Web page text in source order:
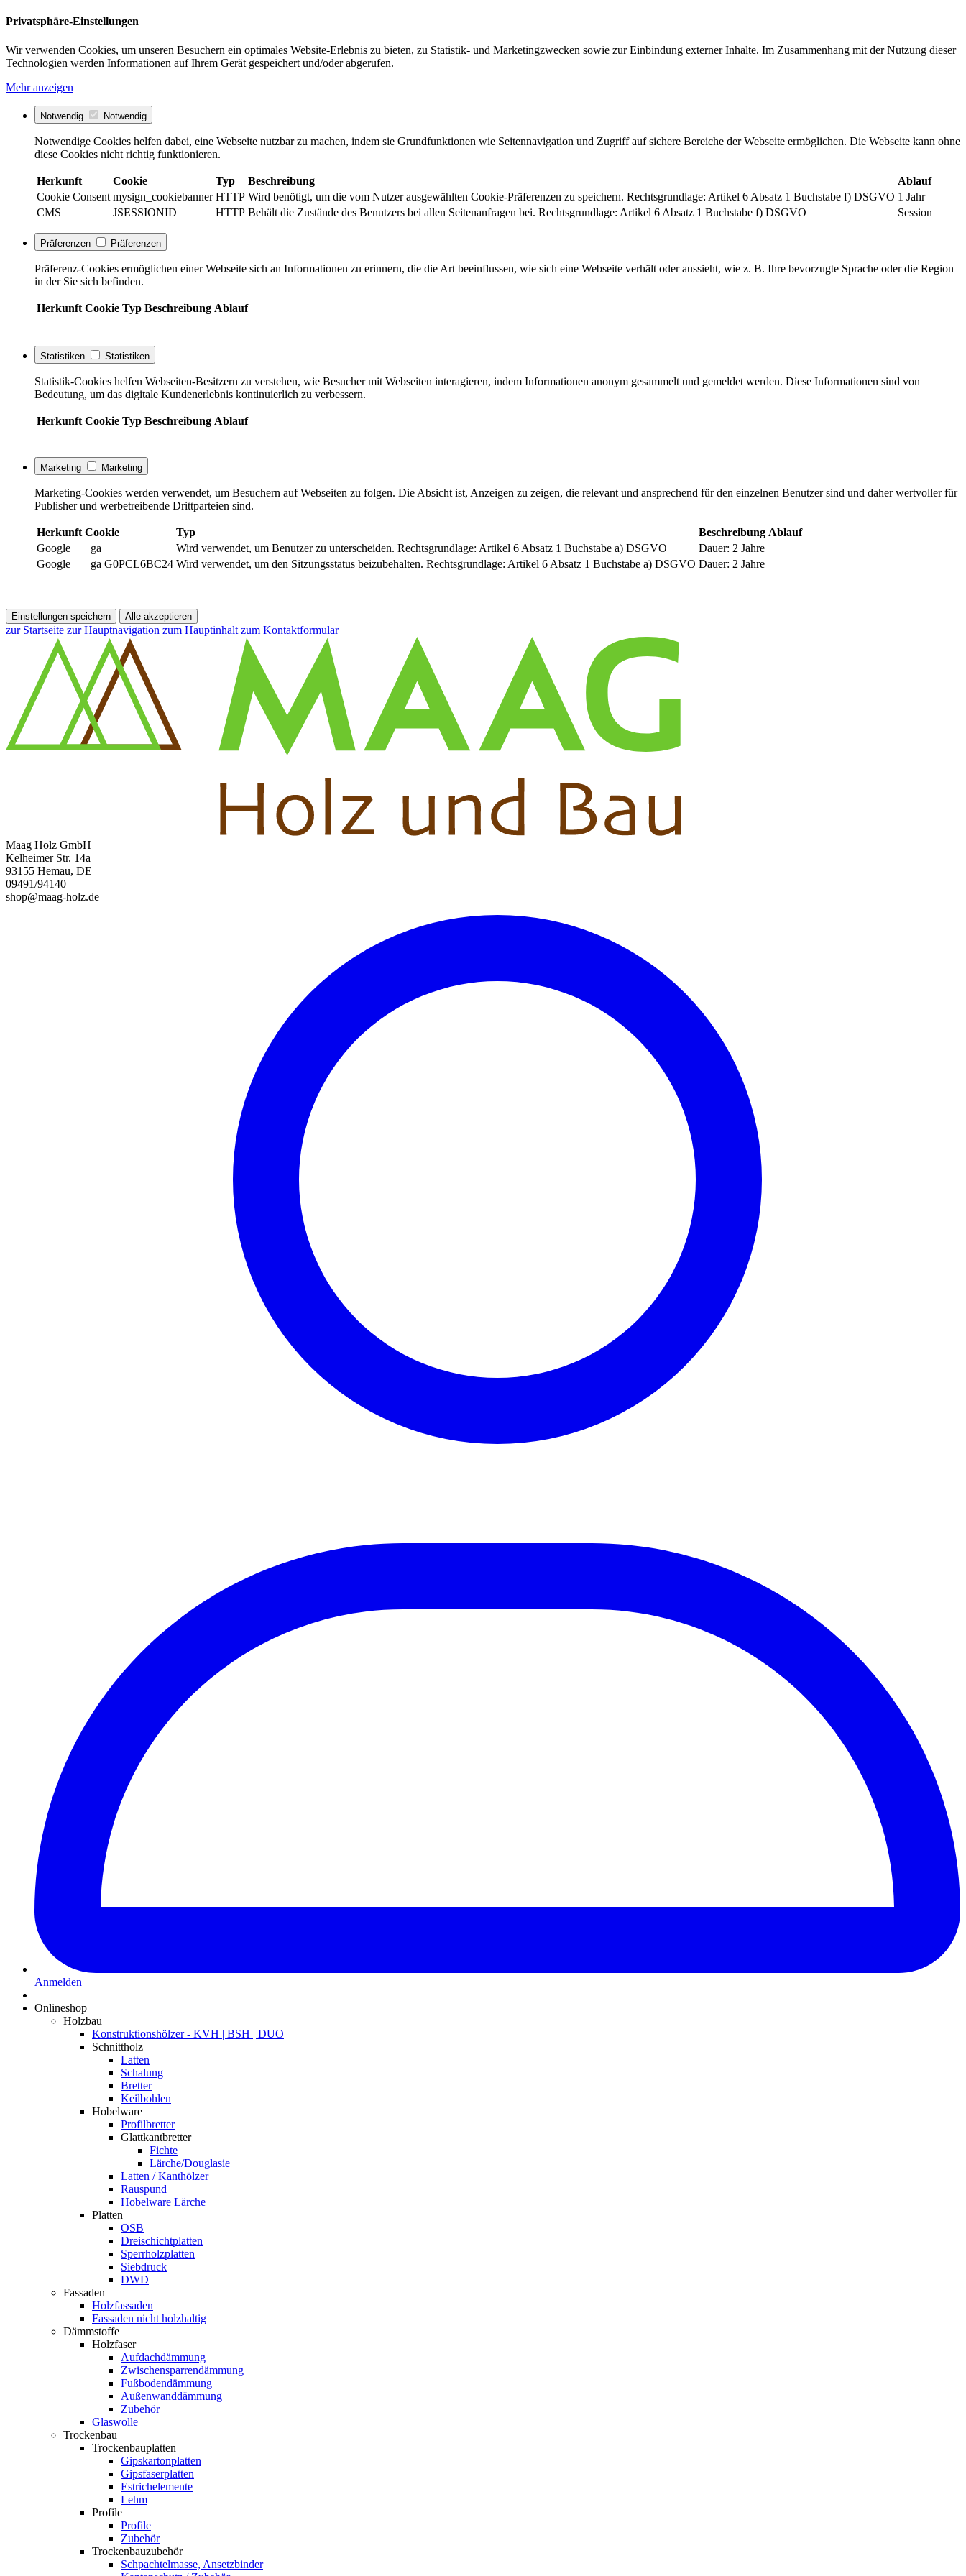
Privatsphäre-Einstellungen
Wir verwenden Cookies, um unseren Besuchern ein optimales Website-Erlebnis zu bieten, zu Statistik- und Marketingzwecken sowie zur Einbindung externer Inhalte. Im Zusammenhang mit der Nutzung dieser
Technologien werden Informationen auf Ihrem Gerät gespeichert und/oder abgerufen.
Mehr anzeigen
Notwendig Notwendig
Notwendige Cookies helfen dabei, eine Webseite nutzbar zu machen, indem sie Grundfunktionen wie Seitennavigation und Zugriff auf sichere Bereiche der Webseite ermöglichen. Die Webseite kann ohne
diese Cookies nicht richtig funktionieren.
Herkunft Cookie Typ Beschreibung
Ablauf
Cookie Consent mysign_cookiebanner HTTP Wird benötigt, um die vom Nutzer ausgewählten Cookie-Präferenzen zu speichern. Rechtsgrundlage: Artikel 6 Absatz 1 Buchstabe f) DSGVO 1 Jahr
CMS
JSESSIONID HTTP Behält die Zustände des Benutzers bei allen Seitenanfragen bei. Rechtsgrundlage: Artikel 6 Absatz 1 Buchstabe f) DSGVO Session
Präferenzen Präferenzen
Präferenz-Cookies ermöglichen einer Webseite sich an Informationen zu erinnern, die die Art beeinflussen, wie sich eine Webseite verhält oder aussieht, wie z. B. Ihre bevorzugte Sprache oder die Region
in der Sie sich befinden.
Herkunft Cookie Typ Beschreibung Ablauf
Statistiken Statistiken
Statistik-Cookies helfen Webseiten-Besitzern zu verstehen, wie Besucher mit Webseiten interagieren, indem Informationen anonym gesammelt und gemeldet werden. Diese Informationen sind von
Bedeutung, um das digitale Kundenerlebnis kontinuierlich zu verbessern.
Herkunft Cookie Typ Beschreibung Ablauf
Marketing Marketing
Marketing-Cookies werden verwendet, um Besuchern auf Webseiten zu folgen. Die Absicht ist, Anzeigen zu zeigen, die relevant und ansprechend für den einzelnen Benutzer sind und daher wertvoller für
Publisher und werbetreibende Drittparteien sind.
Herkunft Cookie Typ Beschreibung Ablauf
Google
_ga Wird verwendet, um Benutzer zu unterscheiden. Rechtsgrundlage: Artikel 6 Absatz 1 Buchstabe a) DSGVO
Dauer: 2 Jahre
Google
_ga G0PCL6BC24 Wird verwendet, um den Sitzungsstatus beizubehalten. Rechtsgrundlage: Artikel 6 Absatz 1 Buchstabe a) DSGVO Dauer: 2 Jahre
Einstellungen speichern Alle akzeptieren
zur Startseite zur Hauptnavigation zum Hauptinhalt zum Kontaktformular
Maag Holz GmbH
Kelheimer Str. 14a
93155 Hemau, DE
09491/94140
shop@maag-holz.de
Anmelden
Onlineshop
Holzbau
Konstruktionshölzer - KVH | BSH | DUO
Schnittholz
Latten
Schalung
Bretter
Keilbohlen
Hobelware
Profilbretter
Glattkantbretter
Fichte
Lärche/Douglasie
Latten / Kanthölzer
Rauspund
Hobelware Lärche
Platten
OSB
Dreischichtplatten
Sperrholzplatten
Siebdruck
DWD
Fassaden
Holzfassaden
Fassaden nicht holzhaltig
Dämmstoffe
Holzfaser
Aufdachdämmung
Zwischensparrendämmung
Fußbodendämmung
Außenwanddämmung
Zubehör
Glaswolle
Trockenbau
Trockenbauplatten
Gipskartonplatten
Gipsfaserplatten
Estrichelemente
Lehm
Profile
Profile
Zubehör
Trockenbauzubehör
Schpachtelmasse, Ansetzbinder